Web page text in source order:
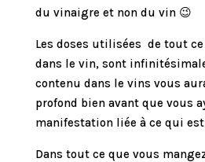
du vinaigre et non du vin 😉
Les doses utilisées de tout ce
dans le vin, sont
contenu dans le vins vous
profond bien avant que vous
manifestation liée à ce qui
Dans tout ce que vous